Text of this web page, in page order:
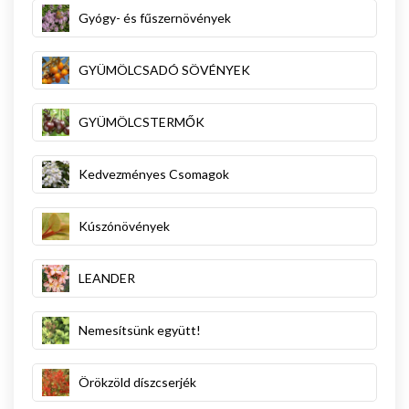
Gyógy- és fűszernövények
GYÜMÖLCSADÓ SÖVÉNYEK
GYÜMÖLCSTERMŐK
Kedvezményes Csomagok
Kúszónövények
LEANDER
Nemesítsünk együtt!
Örökzöld díszcserjék